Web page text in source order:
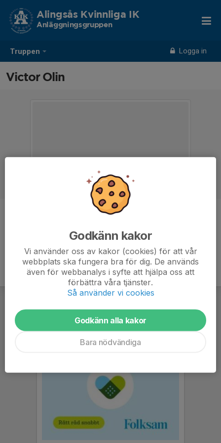
Truppen Logga in
Alingsås Kvinnliga IK
Anläggningsgruppen
Victor Olin
Godkänn kakor
Vi använder oss av kakor (cookies) för att vår
webbplats ska fungera bra för dig. De används
även för webbanalys i syfte att hjälpa oss att
förbättra våra tjänster.
Så använder vi cookies
Godkänn alla kakor
Bara nödvändiga